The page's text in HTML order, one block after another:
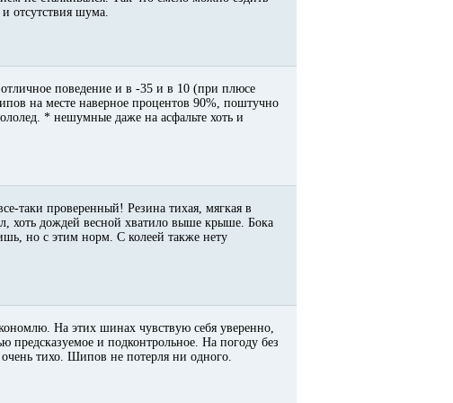
и отсутствия шума.
поведение и в -35 и в 10 (при плюсе
на месте наверное процентов 90%, поштучно
* нешумные даже на асфальте хоть и
таки проверенный! Резина тихая, мягкая в
хоть дождей весной хватило выше крыше. Бока
но с этим норм. С колеей также нету
На этих шинах чувствую себя уверенно,
предсказуемое и подконтрольное. На погоду без
очень тихо. Шипов не потерля ни одного.